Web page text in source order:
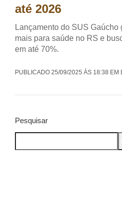
até 2026
Lançamento do SUS Gaúcho
mais para saúde no RS e
em até 70%.
PUBLICADO 25/09/2025 ÀS 18:38 EM
Pesquisar